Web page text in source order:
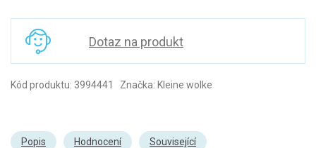
Dotaz na produkt
Kód produktu: 3994441 Značka: Kleine wolke
Popis Hodnocení Související